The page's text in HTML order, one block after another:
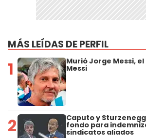
MÁS LEÍDAS DE PERFIL
1 Murió Jorge Messi,
Messi
2 Caputo y
fondo para
sindicatos aliados